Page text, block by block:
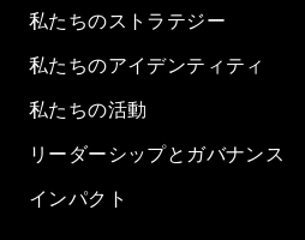
私たちのストラテジー
私たちのアイデンティティ
私たちの活動
リーダーシップとガバナンス
インパクト